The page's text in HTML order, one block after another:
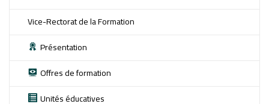
Vice-Rectorat de la Formation
Présentation
Offres de formation
Unités éducatives